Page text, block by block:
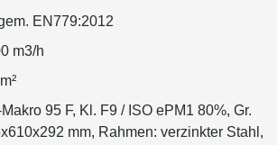
EN779:2012
m3/h
95 F, Kl. F9 / ISO ePM1 80%, Gr.
mm, Rahmen: verzinkter Stahl,